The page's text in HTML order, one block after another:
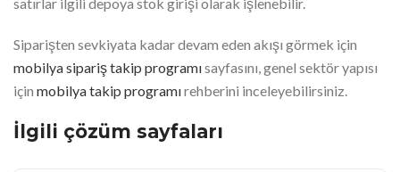
Siparişten sevkiyata kadar devam eden akışı görmek için
mobilya sipariş takip programısayfasını, genel sektör yapısı
için mobilya takip programırehberini inceleyebilirsiniz.
İlgili çözüm sayfaları